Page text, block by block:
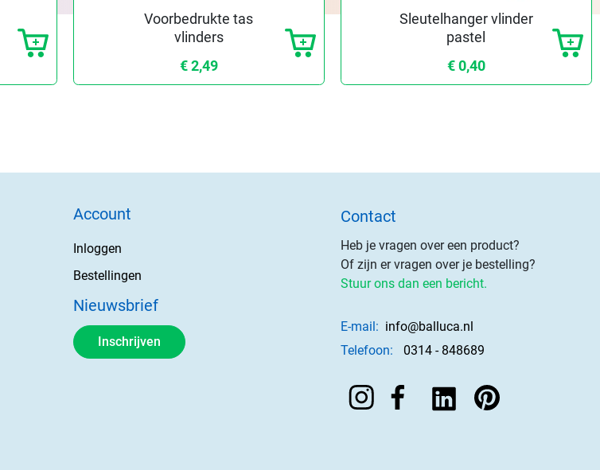
Voorbedrukte tas
vlinders
€ 2,49
Sleutelhanger vlinder
pastel
€ 0,40
Account
Inloggen
Bestellingen
Nieuwsbrief
Inschrijven
Contact
Heb je vragen over een product?
Of zijn er vragen over je bestelling?
Stuur ons dan een bericht.
E-mail: info@balluca.nl
Telefoon:
0314 - 848689